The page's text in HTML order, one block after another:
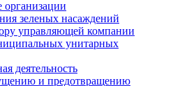
организации
зеленых насаждений
управляющей компании
унитарных
деятельность
и предотвращению